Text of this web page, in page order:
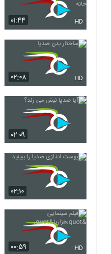
۰۱:۴۴ HD
۰۲:۰۸ HD
۰۲:۰۹
۰۲:۱۰
۰۰:۵۹ HD